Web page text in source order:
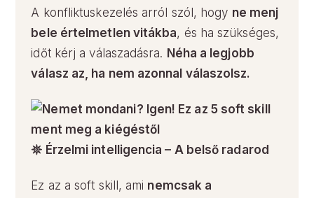
A konfliktuskezelés arról szól, hogy ne menj
bele értelmetlen vitákba, és ha szükséges,
időt kérj a válaszadásra. Néha a legjobb
válasz az, ha nem azonnal válaszolsz.
𖤓 Érzelmi intelligencia – A belső radarod
Ez az a soft skill, ami nemcsak a